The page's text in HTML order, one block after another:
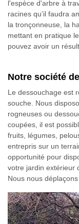
l'espèce d'arbre à
racines qu’il faudra
la tronçonneuse, la
mettant en pratique
pouvez avoir un
Notre société
Le dessouchage est
souche. Nous
rogneuses ou
coupées, il est
fruits, légumes,
entrepris sur un
opportunité pour
votre jardin extérieur
Nous nous